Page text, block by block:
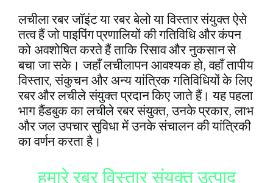
लचीला रबर जॉइंट या रबर बेलो या विस्तार संयुक्त ऐसे
तत्व हैं जो पाइपिंग प्रणालियों की गतिविधि और कंपन
को अवशोषित करते हैं ताकि रिसाव और नुकसान से
बचा जा सके। जहाँ लचीलापन आवश्यक हो, वहाँ तापीय
विस्तार, संकुचन और अन्य यांत्रिक गतिविधियों के लिए
रबर और लचीले संयुक्त प्रदान किए जाते हैं। यह पहला
भाग हैंडबुक का लचीले रबर संयुक्त, उनके प्रकार, लाभ
और जल उपचार सुविधा में उनके संचालन की यांत्रिकी
का वर्णन करता है।
हमारे रबर विस्तार संयुक्त उत्पाद